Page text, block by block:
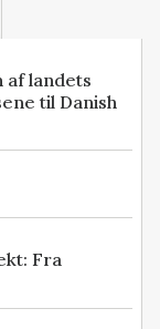
af landets
til Danish
Fra